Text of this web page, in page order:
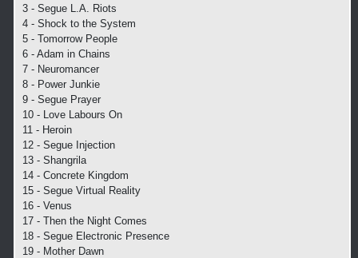
3 - Segue L.A. Riots
4 - Shock to the System
5 - Tomorrow People
6 - Adam in Chains
7 - Neuromancer
8 - Power Junkie
9 - Segue Prayer
10 - Love Labours On
11 - Heroin
12 - Segue Injection
13 - Shangrila
14 - Concrete Kingdom
15 - Segue Virtual Reality
16 - Venus
17 - Then the Night Comes
18 - Segue Electronic Presence
19 - Mother Dawn